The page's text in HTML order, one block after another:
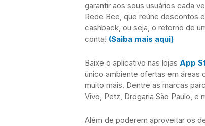
garantir aos seus usuários cada
Rede Bee, que reúne descontos
cashback, ou seja, o retorno de
conta! (Saiba mais aqui)
Baixe o aplicativo nas lojas App
único ambiente ofertas em áreas
muito mais. Dentre as marcas
Vivo, Petz, Drogaria São Paulo, e
Além de poderem aproveitar os